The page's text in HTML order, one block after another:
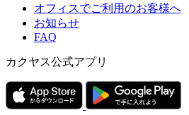
オフィスでご利用のお客様へ
お知らせ
FAQ
カクヤス公式アプリ